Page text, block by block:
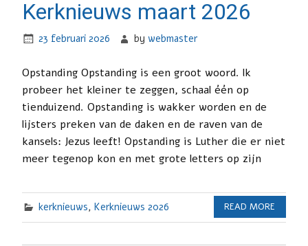
Kerknieuws maart 2026
23 februari 2026 bywebmaster
Opstanding Opstanding is een groot woord. lk
probeer het kleiner te zeggen, schaal één op
tienduizend. Opstanding is wakker worden en de
lijsters preken van de daken en de raven van de
kansels: Jezus leeft! Opstanding is Luther die er niet
meer tegenop kon en met grote letters op zijn
kerknieuws, Kerknieuws 2026 READ MORE